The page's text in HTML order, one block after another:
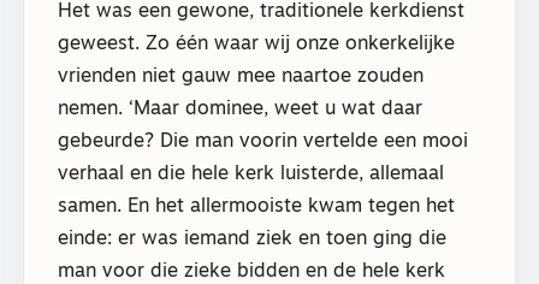
Het was een gewone, traditionele kerkdienst
geweest. Zo één waar wij onze onkerkelijke
vrienden niet gauw mee naartoe zouden
nemen. ‘Maar dominee, weet u wat daar
gebeurde? Die man voorin vertelde een mooi
verhaal en die hele kerk luisterde, allemaal
samen. En het allermooiste kwam tegen het
einde: er was iemand ziek en toen ging die
man voor die zieke bidden en de hele kerk